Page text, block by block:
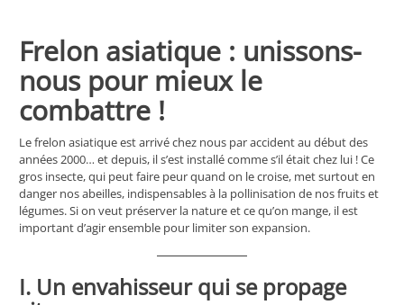
Frelon asiatique : unissons-
nous pour mieux le
combattre !
Le frelon asiatique est arrivé chez nous par accident au début des
années 2000… et depuis, il s’est installé comme s’il était chez lui ! Ce
gros insecte, qui peut faire peur quand on le croise, met surtout en
danger nos abeilles, indispensables à la pollinisation de nos fruits et
légumes. Si on veut préserver la nature et ce qu’on mange, il est
important d’agir ensemble pour limiter son expansion.
I. Un envahisseur qui se propage